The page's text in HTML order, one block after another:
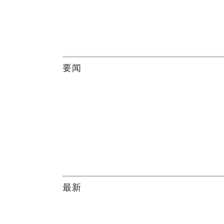
要闻
最新